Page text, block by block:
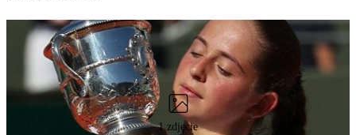
1 zdjęcie